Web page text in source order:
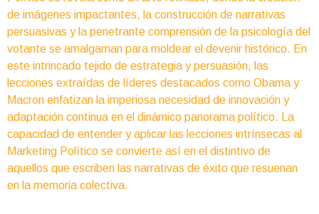
de imágenes impactantes, la construcción de narrativas
persuasivas y la penetrante comprensión de la psicología del
votante se amalgaman para moldear el devenir histórico. En
este intrincado tejido de estrategia y persuasión, las
lecciones extraídas de líderes destacados como Obama y
Macron enfatizan la imperiosa necesidad de innovación y
adaptación continua en el dinámico panorama político. La
capacidad de entender y aplicar las lecciones intrínsecas al
Marketing Político se convierte así en el distintivo de
aquellos que escriben las narrativas de éxito que resuenan
en la memoria colectiva.